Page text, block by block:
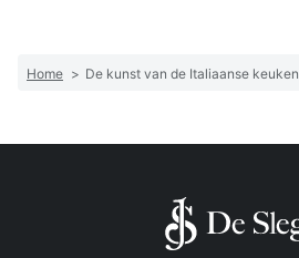
Home > De kunst van de Italiaanse keuken